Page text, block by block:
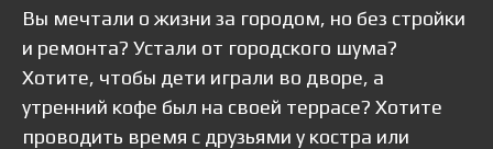
Вы мечтали о жизни за городом, но без стройки
и ремонта? Устали от городского шума?
Хотите, чтобы дети играли во дворе, а
утренний кофе был на своей террасе? Хотите
проводить время с друзьями у костра или